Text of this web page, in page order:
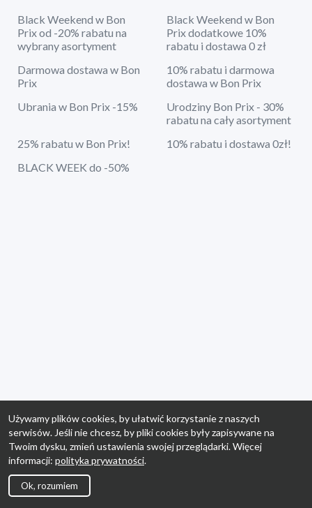
Black Weekend w Bon
Prix od -20% rabatu na
wybrany asortyment
Black Weekend w Bon
Prix dodatkowe 10%
rabatu i dostawa 0 zł
Darmowa dostawa w Bon
Prix
10% rabatu i darmowa
dostawa w Bon Prix
Ubrania w Bon Prix -15%
Urodziny Bon Prix - 30%
rabatu na cały asortyment
25% rabatu w Bon Prix!
10% rabatu i dostawa 0zł!
BLACK WEEK do -50%
Używamy plików cookies, by ułatwić korzystanie z naszych
serwisów. Jeśli nie chcesz, by pliki cookies były zapisywane na
Twoim dysku, zmień ustawienia swojej przeglądarki. Więcej
informacji: polityka prywatności.
Ok, rozumiem